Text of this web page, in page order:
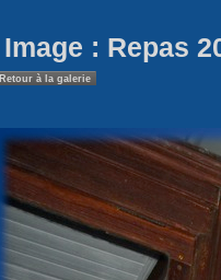
Image : Repas
Retour à la galerie